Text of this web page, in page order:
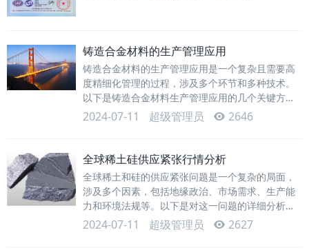
铸造合金材料的生产管理应用
铸造合金材料的生产管理应用是一个复杂且需要高
度精细化管理的过程，涉及多个环节和多种技术。
以下是铸造合金材料生产管理应用的几个关键方
面：1. 原材料管理供应链管理：确···
2024-07-11 超级管理员 2646
全球稀土硅供应紧张行情分析
全球稀土和硅的供应紧张问题是一个复杂的局面，
涉及多个因素，包括地缘政治、市场需求、生产能
力和环境法规等。以下是对这一问题的详细分析：
1. 供应链紧张的原因1.1 地缘政···
2024-07-11 超级管理员 2627